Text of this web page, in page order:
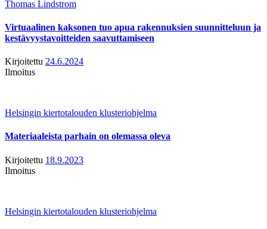
Thomas Lindstrom
Virtuaalinen kaksonen tuo apua rakennuksien suunnitteluun ja
kestävyystavoitteiden saavuttamiseen
Kirjoitettu 24.6.2024
Ilmoitus
Helsingin kiertotalouden klusteriohjelma
Materiaaleista parhain on olemassa oleva
Kirjoitettu 18.9.2023
Ilmoitus
Helsingin kiertotalouden klusteriohjelma